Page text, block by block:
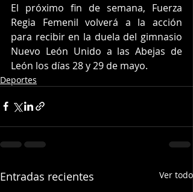
El próximo fin de semana, Fuerza
Regia Femenil volverá a la acción
para recibir en la duela del gimnasio
Nuevo León Unido a las Abejas de
León los días 28 y 29 de mayo.
Deportes
Entradas recientes Ver todo